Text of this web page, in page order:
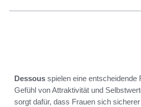
Dessous spielen eine
Gefühl von Attraktivität und
sorgt dafür, dass Frauen sich